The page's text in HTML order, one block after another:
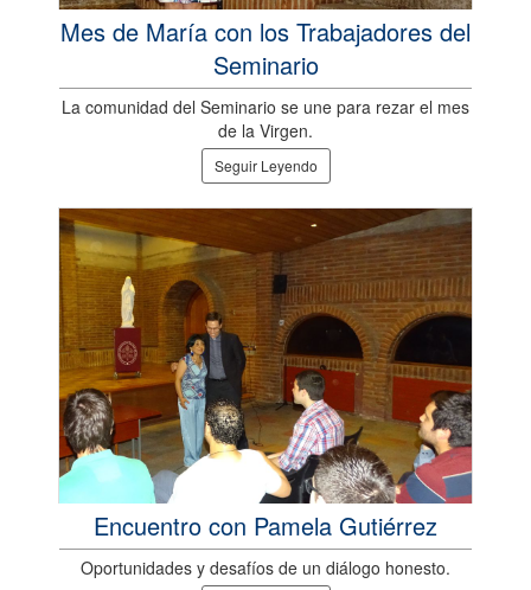
Mes de María con los Trabajadores del
Seminario
La comunidad del Seminario se une para rezar el mes
de la Virgen.
Seguir Leyendo
Encuentro con Pamela Gutiérrez
Oportunidades y desafíos de un diálogo honesto.